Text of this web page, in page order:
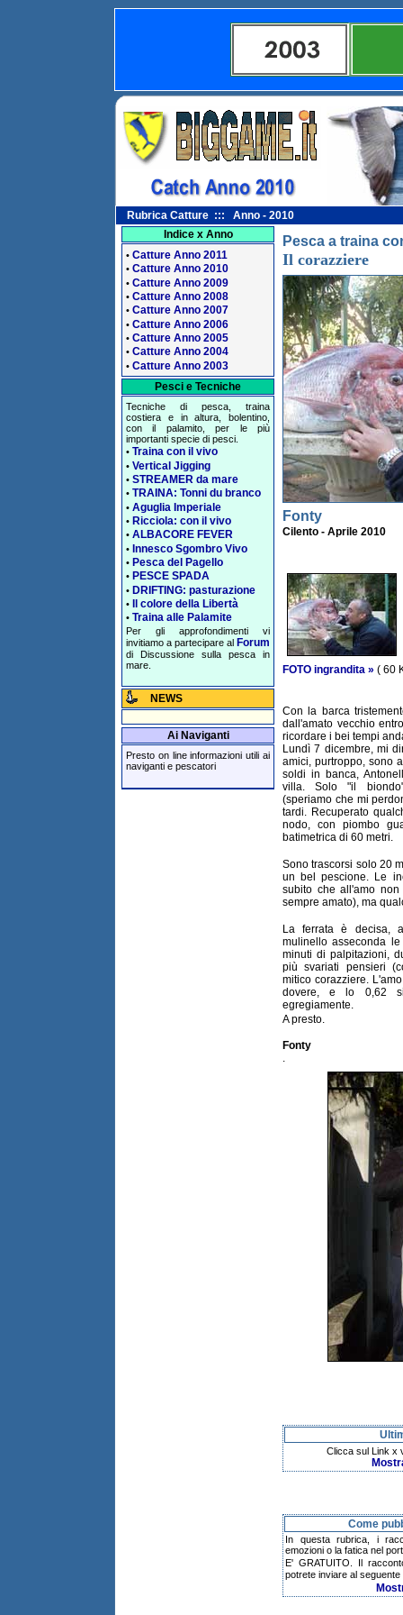
Rubrica Catture ::: Anno - 2010
Indice x Anno
• Catture Anno 2011
• Catture Anno 2010
• Catture Anno 2009
• Catture Anno 2008
• Catture Anno 2007
• Catture Anno 2006
• Catture Anno 2005
• Catture Anno 2004
• Catture Anno 2003
Pesci e Tecniche
Tecniche di pesca, traina
costiera e in altura, bolentino,
con il palamito, per le più
importanti specie di pesci.
• Traina con il vivo
• Vertical Jigging
• STREAMER da mare
• TRAINA: Tonni du branco
• Aguglia Imperiale
• Ricciola: con il vivo
• ALBACORE FEVER
• Innesco Sgombro Vivo
• Pesca del Pagello
• PESCE SPADA
• DRIFTING: pasturazione
• Il colore della Libertà
• Traina alle Palamite
Per gli approfondimenti vi
invitiamo a partecipare al Forum
di Discussione sulla pesca in
mare.
NEWS
Ai Naviganti
Presto on line informazioni utili ai
naviganti e pescatori
Pesca a traina
Il corazziere
Fonty
Cilento - Aprile 2010
FOTO ingrandita » ( 60
Con la barca
dall'amato vecchio
ricordare i bei tempi
Lundì 7 dicembre, mi
amici, purtroppo, sono
soldi in banca,
villa. Solo "il
(speriamo che mi
tardi. Recuperato
nodo, con piombo
batimetrica di 60 metri.
Sono trascorsi solo 20
un bel pescione. Le
subito che all'amo
sempre amato), ma
La ferrata è decisa,
mulinello asseconda
minuti di palpitazioni,
più svariati pensieri
mitico corazziere.
dovere, e lo 0,62
egregiamente.
A presto.
Fonty
.
Clicca sul Link x
Come
In questa rubrica, i
emozioni o la fatica nel
E' GRATUITO. Il
potrete inviare al